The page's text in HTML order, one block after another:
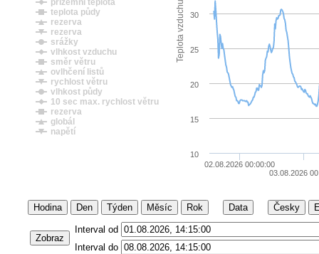
Teplota vzduchu
přízemní teplota
teplota půdy
rezerva
rezerva
srážky
vlhkost vzduchu
směr větru
ovlhčení listů
rychlost větru
vlhkost půdy
10 sec max. rychlost větru
rezerva
globál
napětí
02.08.2026 00:00:00
03.08.2026
10
15
20
25
30
Hodina Den Týden Měsíc Rok Data Česky
Zobraz
Interval od
Interval do